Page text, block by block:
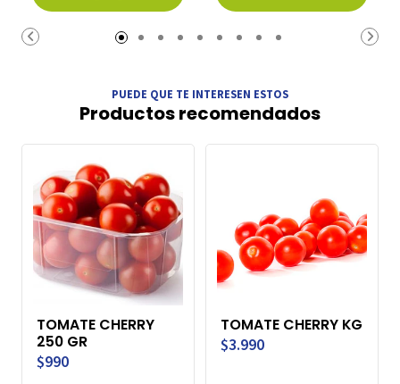
Carro
PUEDE QUE TE INTERESEN ESTOS
Productos recomendados
TOMATE CHERRY
250 GR
$990
TOMATE CHERRY KG
$3.990